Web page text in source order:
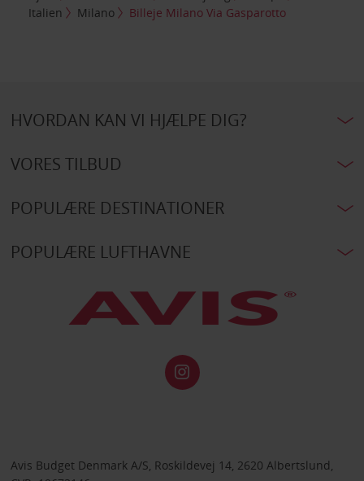
Italien
Milano Billeje Milano Via Gasparotto
HVORDAN KAN VI HJÆLPE DIG?
VORES TILBUD
POPULÆRE DESTINATIONER
POPULÆRE LUFTHAVNE
Avis Budget Denmark A/S, Roskildevej 14, 2620 Albertslund,